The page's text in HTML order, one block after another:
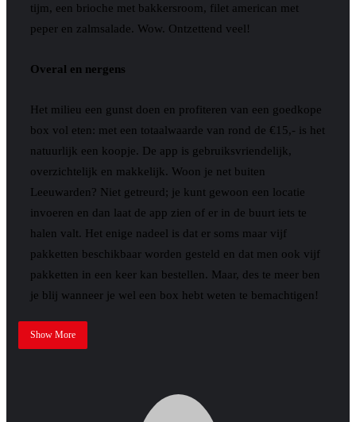
tijm, een brioche met bakkersroom, filet american met
peper en zalmsalade. Wow. Ontzettend veel!
Overal en nergens
Het milieu een gunst doen en profiteren van een goedkope
box vol eten: met een totaalwaarde van rond de €15,- is het
natuurlijk een koopje. De app is gebruiksvriendelijk,
overzichtelijk en makkelijk. Woon je net buiten
Leeuwarden? Niet getreurd; je kunt gewoon een locatie
invoeren en dan laat de app zien of er in de buurt iets te
halen valt. Het enige nadeel is dat er soms maar vijf
pakketten beschikbaar worden gesteld en dat men ook vijf
pakketten in een keer kan bestellen. Maar, des te meer ben
je blij wanneer je wel een box hebt weten te bemachtigen!
Show More